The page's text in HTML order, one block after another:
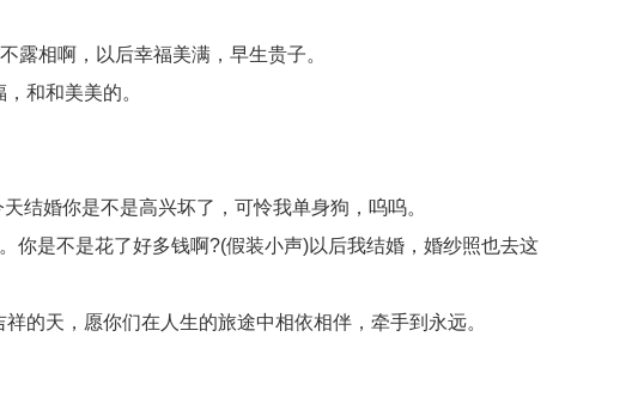
相啊，以后幸福美满，早生贵子。
和和美美的。
婚你是不是高兴坏了，可怜我单身狗，呜呜。
是不是花了好多钱啊?(假装小声)以后我结婚，婚纱照也去这
天，愿你们在人生的旅途中相依相伴，牵手到永远。